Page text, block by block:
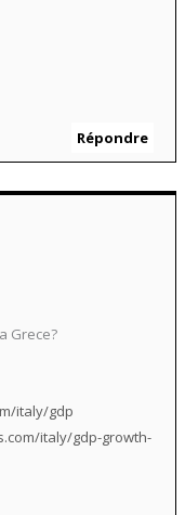
Répondre
Grece?
italy/gdp
italy/gdp-growth-